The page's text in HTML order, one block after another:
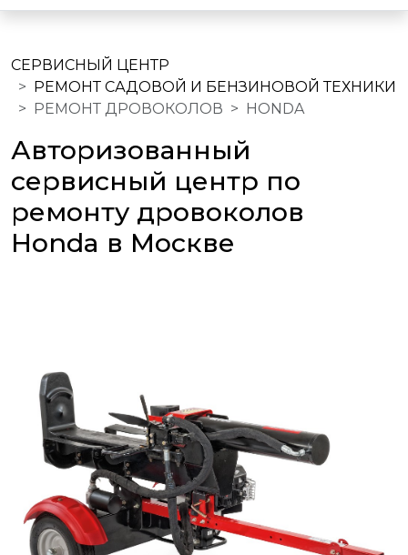
СЕРВИСНЫЙ ЦЕНТР
РЕМОНТ САДОВОЙ И БЕНЗИНОВОЙ ТЕХНИКИ
РЕМОНТ ДРОВОКОЛОВ
HONDA
Авторизованный
сервисный центр по
ремонту дровоколов
Honda в Москве